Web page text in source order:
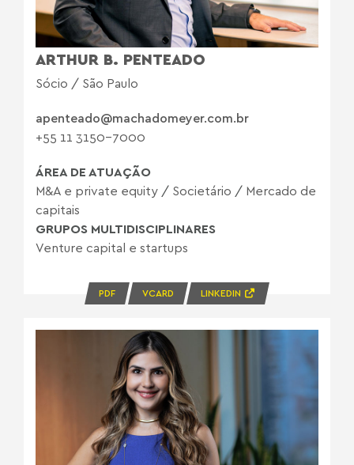
ARTHUR B. PENTEADO
Sócio / São Paulo
apenteado@machadomeyer.com.br
+55 11 3150-7000
ÁREA DE ATUAÇÃO
M&A e private equity / Societário / Mercado de
capitais
GRUPOS MULTIDISCIPLINARES
Venture capital e startups
PDF VCARD LINKEDIN